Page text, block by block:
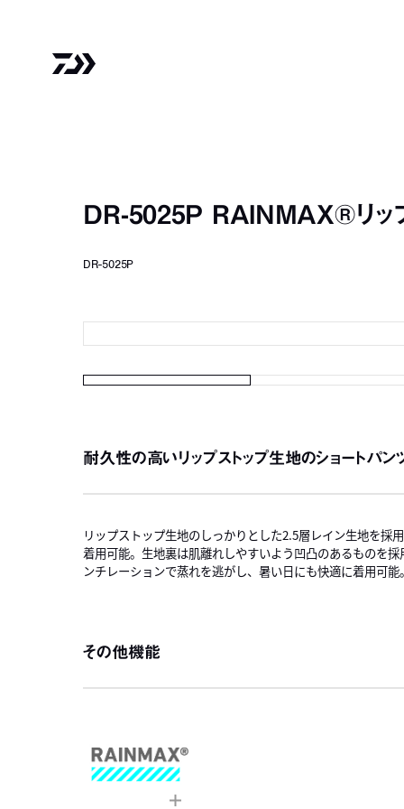
DR-5025P RAINMAX®リップ
DR-5025P
耐久性の高いリップストップ生地のショートパン
リップストップ生地のしっかりとした2.5層レイン生地を
着用可能。生地裏は肌離れしやすいよう凹凸のあるものを
ンチレーションで蒸れを逃がし、暑い日にも快適に着用可能
その他機能